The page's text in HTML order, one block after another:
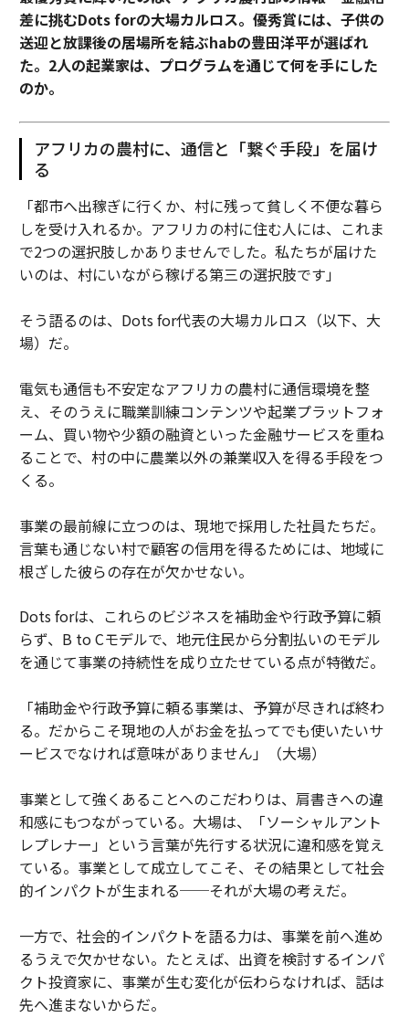
差に挑むDots forの大場カルロス。優秀賞には、子供の
送迎と放課後の居場所を結ぶhabの豊田洋平が選ばれ
た。2人の起業家は、プログラムを通じて何を手にした
のか。
アフリカの農村に、通信と「繋ぐ手段」を届け
る
「都市へ出稼ぎに行くか、村に残って貧しく不便な暮ら
しを受け入れるか。アフリカの村に住む人には、これま
で2つの選択肢しかありませんでした。私たちが届けた
いのは、村にいながら稼げる第三の選択肢です」
そう語るのは、Dots for代表の大場カルロス（以下、大
場）だ。
電気も通信も不安定なアフリカの農村に通信環境を整
え、そのうえに職業訓練コンテンツや起業プラットフォ
ーム、買い物や少額の融資といった金融サービスを重ね
ることで、村の中に農業以外の兼業収入を得る手段をつ
くる。
事業の最前線に立つのは、現地で採用した社員たちだ。
言葉も通じない村で顧客の信用を得るためには、地域に
根ざした彼らの存在が欠かせない。
Dots forは、これらのビジネスを補助金や行政予算に頼
らず、B to Cモデルで、地元住民から分割払いのモデル
を通じて事業の持続性を成り立たせている点が特徴だ。
「補助金や行政予算に頼る事業は、予算が尽きれば終わ
る。だからこそ現地の人がお金を払ってでも使いたいサ
ービスでなければ意味がありません」（大場）
事業として強くあることへのこだわりは、肩書きへの違
和感にもつながっている。大場は、「ソーシャルアント
レプレナー」という言葉が先行する状況に違和感を覚え
ている。事業として成立してこそ、その結果として社会
的インパクトが生まれる──それが大場の考えだ。
一方で、社会的インパクトを語る力は、事業を前へ進め
るうえで欠かせない。たとえば、出資を検討するインパ
クト投資家に、事業が生む変化が伝わらなければ、話は
先へ進まないからだ。